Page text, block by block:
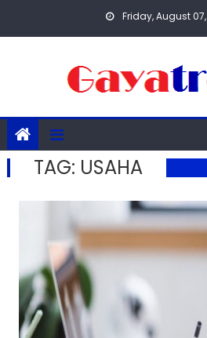
Friday, August
TAG: USAHA